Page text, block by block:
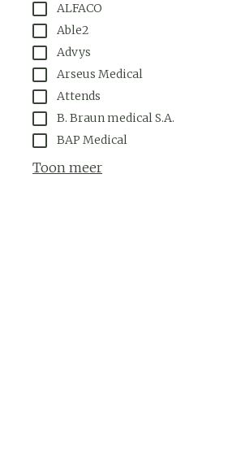
ALFACO
Able2
Advys
Arseus Medical
Attends
B. Braun medical S.A.
BAP Medical
Toon meer